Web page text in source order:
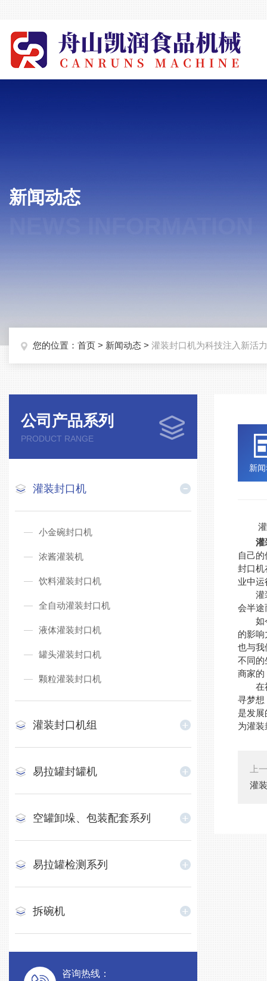
新闻动态
您的位置： 首页 > 新闻动态 > 灌装封口机为科技注入新活力
公司产品系列
PRODUCT RANGE
灌装封口机
小金碗封口机
浓酱灌装机
饮料灌装封口机
全自动灌装封口机
液体灌装封口机
罐头灌装封口机
颗粒灌装封口机
灌装封口机组
易拉罐封罐机
空罐卸垛、包装配套系列
易拉罐检测系列
拆碗机
咨询热线：
新
灌装
灌
自己
封口机
业中
灌装
会半途
如今
的影
也与我
不同的
商家的
在社
寻梦想
是发
为灌
上
灌